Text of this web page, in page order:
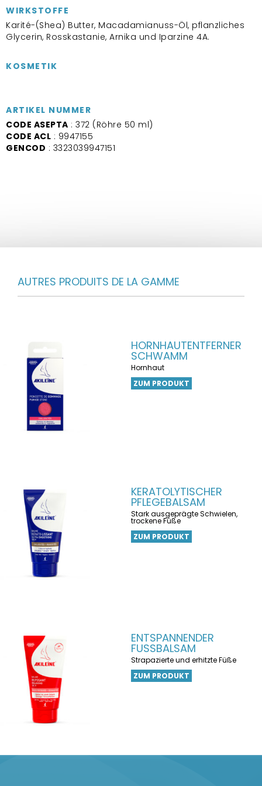
WIRKSTOFFE
Karité-(Shea) Butter, Macadamianuss-Öl, pflanzliches
Glycerin, Rosskastanie, Arnika und Iparzine 4A.
KOSMETIK
ARTIKEL NUMMER
CODE ASEPTA : 372 (Röhre 50 ml)
CODE ACL : 9947155
GENCOD : 3323039947151
AUTRES PRODUITS DE LA GAMME
HORNHAUTENTFERNER
SCHWAMM
Hornhaut
ZUM PRODUKT
KERATOLYTISCHER
PFLEGEBALSAM
Stark ausgeprägte Schwielen,
trockene Füße
ZUM PRODUKT
ENTSPANNENDER
FUSSBALSAM
Strapazierte und erhitzte Füße
ZUM PRODUKT